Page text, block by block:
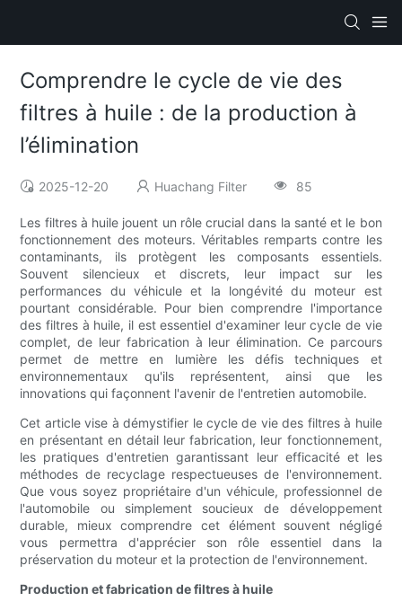
Comprendre le cycle de vie des
filtres à huile : de la production à
l’élimination
2025-12-20 Huachang Filter 85
Les filtres à huile jouent un rôle crucial dans la santé et le bon
fonctionnement des moteurs. Véritables remparts contre les
contaminants, ils protègent les composants essentiels.
Souvent silencieux et discrets, leur impact sur les
performances du véhicule et la longévité du moteur est
pourtant considérable. Pour bien comprendre l'importance
des filtres à huile, il est essentiel d'examiner leur cycle de vie
complet, de leur fabrication à leur élimination. Ce parcours
permet de mettre en lumière les défis techniques et
environnementaux qu'ils représentent, ainsi que les
innovations qui façonnent l'avenir de l'entretien automobile.
Cet article vise à démystifier le cycle de vie des filtres à huile
en présentant en détail leur fabrication, leur fonctionnement,
les pratiques d'entretien garantissant leur efficacité et les
méthodes de recyclage respectueuses de l'environnement.
Que vous soyez propriétaire d'un véhicule, professionnel de
l'automobile ou simplement soucieux de développement
durable, mieux comprendre cet élément souvent négligé
vous permettra d'apprécier son rôle essentiel dans la
préservation du moteur et la protection de l'environnement.
Production et fabrication de filtres à huile